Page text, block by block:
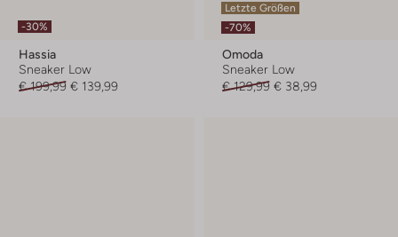
-30%
Hassia
Sneaker Low
€ 199,99 € 139,99
Letzte Größen
-70%
Omoda
Sneaker Low
€ 129,99 € 38,99